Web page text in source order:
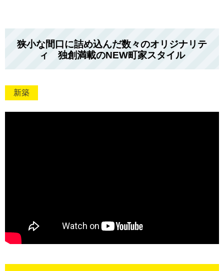
狭小な間口に詰め込んだ数々のオリジナリテ
ィ 独創満載のNEW町家スタイル
新築